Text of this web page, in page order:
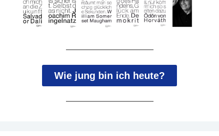
Wie jung bin ich heute?